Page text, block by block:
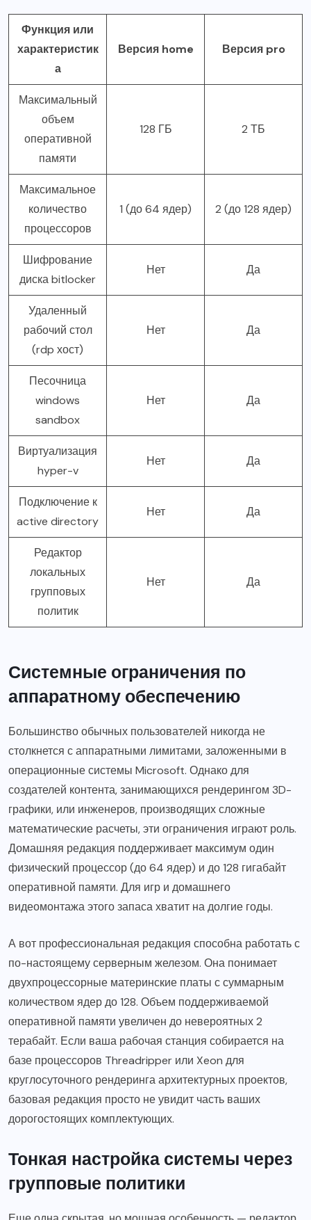
Функция или
характеристик
а
Версия home Версия pro
Максимальный
объем
оперативной
памяти
128 ГБ 2 ТБ
Максимальное
количество
процессоров
1 (до 64 ядер) 2 (до 128 ядер)
Шифрование
диска bitlocker
Нет Да
Удаленный
рабочий стол
(rdp хост)
Нет Да
Песочница
windows
sandbox
Нет Да
Виртуализация
hyper-v
Нет Да
Подключение к
active directory
Нет Да
Редактор
локальных
групповых
политик
Нет Да
Системные ограничения по
аппаратному обеспечению
Большинство обычных пользователей никогда не
столкнется с аппаратными лимитами, заложенными в
операционные системы Microsoft. Однако для
создателей контента, занимающихся рендерингом 3D-
графики, или инженеров, производящих сложные
математические расчеты, эти ограничения играют роль.
Домашняя редакция поддерживает максимум один
физический процессор (до 64 ядер) и до 128 гигабайт
оперативной памяти. Для игр и домашнего
видеомонтажа этого запаса хватит на долгие годы.
А вот профессиональная редакция способна работать с
по-настоящему серверным железом. Она понимает
двухпроцессорные материнские платы с суммарным
количеством ядер до 128. Объем поддерживаемой
оперативной памяти увеличен до невероятных 2
терабайт. Если ваша рабочая станция собирается на
базе процессоров Threadripper или Xeon для
круглосуточного рендеринга архитектурных проектов,
базовая редакция просто не увидит часть ваших
дорогостоящих комплектующих.
Тонкая настройка системы через
групповые политики